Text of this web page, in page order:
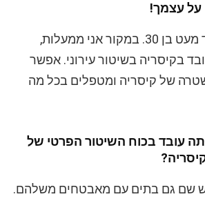
על עצמך!
אני בן 29 וקצת, עוד מעט בן 30. במקור אני ממעלות,
בקיסריה בשיטור עירוני. אפשר
של קיסריה ומטפלים בכל מה
עובד בכוח השיטור הפרטי של
יש שם גם בתים עם מאבטחים משלהם.